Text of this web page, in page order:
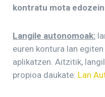
kontratu mota
Langile autonomoak:
euren kontura lan
aplikatzen. Aitzitik,
propioa daukate: Lan